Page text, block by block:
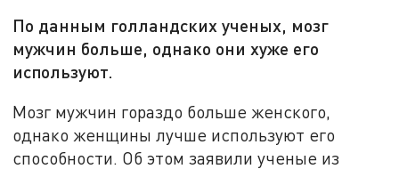
По данным голландских ученых, мозг
мужчин больше, однако они хуже его
используют.
Мозг мужчин гораздо больше женского,
однако женщины лучше используют его
способности. Об этом заявили ученые из